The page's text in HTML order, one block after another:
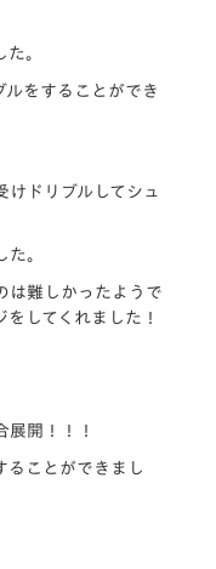
。
ルをすることができ
ドリブルしてシュ
。
は難しかったようで
してくれました！
展開！！！
ることができまし